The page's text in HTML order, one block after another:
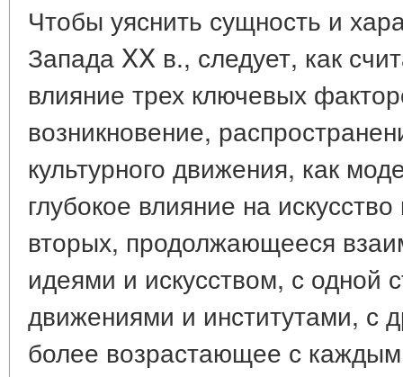
Чтобы уяснить сущность и
Запада XX в., следует, как
влияние трех ключевых
возникновение,
культурного движения, как
глубокое влияние на
вторых, продолжающееся
идеями и искусством, с одной
движениями и институтами, с
более возрастающее с